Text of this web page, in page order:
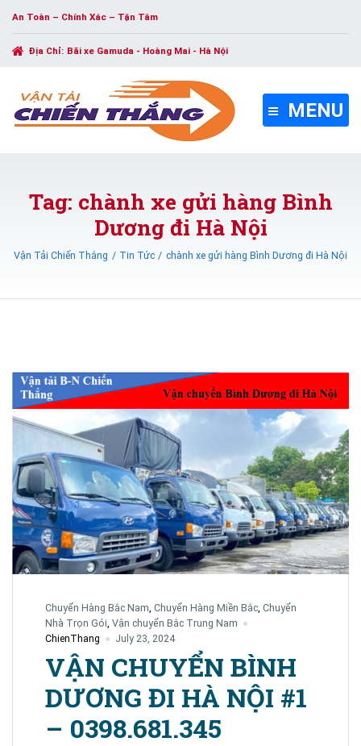
An Toàn – Chính Xác – Tận Tâm
Địa Chỉ: Bãi xe Gamuda - Hoàng Mai - Hà Nội
MENU
Tag: chành xe gửi hàng Bình
Dương đi Hà Nội
Vận Tải Chiến Thắng Tin Tức chành xe gửi hàng Bình Dương đi Hà Nội
Chuyển Hàng Bắc Nam, Chuyển Hàng Miền Bắc, Chuyển
Nhà Trọn Gói, Vận chuyển Bắc Trung Nam
ChienThang
July 23, 2024
VẬN CHUYỂN BÌNH
DƯƠNG ĐI HÀ NỘI #1
– 0398.681.345